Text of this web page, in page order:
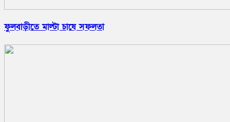
ফুলবাড়ীতে মাল্টা চাষে সফলতা